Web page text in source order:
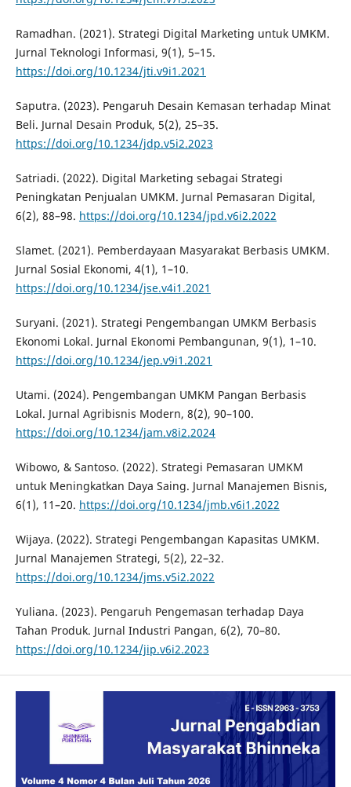
Ramadhan. (2021). Strategi Digital Marketing untuk UMKM.
Jurnal Teknologi Informasi, 9(1), 5–15.
https://doi.org/10.1234/jti.v9i1.2021
Saputra. (2023). Pengaruh Desain Kemasan terhadap Minat
Beli. Jurnal Desain Produk, 5(2), 25–35.
https://doi.org/10.1234/jdp.v5i2.2023
Satriadi. (2022). Digital Marketing sebagai Strategi
Peningkatan Penjualan UMKM. Jurnal Pemasaran Digital,
6(2), 88–98. https://doi.org/10.1234/jpd.v6i2.2022
Slamet. (2021). Pemberdayaan Masyarakat Berbasis UMKM.
Jurnal Sosial Ekonomi, 4(1), 1–10.
https://doi.org/10.1234/jse.v4i1.2021
Suryani. (2021). Strategi Pengembangan UMKM Berbasis
Ekonomi Lokal. Jurnal Ekonomi Pembangunan, 9(1), 1–10.
https://doi.org/10.1234/jep.v9i1.2021
Utami. (2024). Pengembangan UMKM Pangan Berbasis
Lokal. Jurnal Agribisnis Modern, 8(2), 90–100.
https://doi.org/10.1234/jam.v8i2.2024
Wibowo, & Santoso. (2022). Strategi Pemasaran UMKM
untuk Meningkatkan Daya Saing. Jurnal Manajemen Bisnis,
6(1), 11–20. https://doi.org/10.1234/jmb.v6i1.2022
Wijaya. (2022). Strategi Pengembangan Kapasitas UMKM.
Jurnal Manajemen Strategi, 5(2), 22–32.
https://doi.org/10.1234/jms.v5i2.2022
Yuliana. (2023). Pengaruh Pengemasan terhadap Daya
Tahan Produk. Jurnal Industri Pangan, 6(2), 70–80.
https://doi.org/10.1234/jip.v6i2.2023